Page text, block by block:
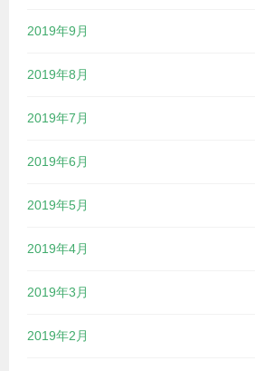
2019年9月
2019年8月
2019年7月
2019年6月
2019年5月
2019年4月
2019年3月
2019年2月